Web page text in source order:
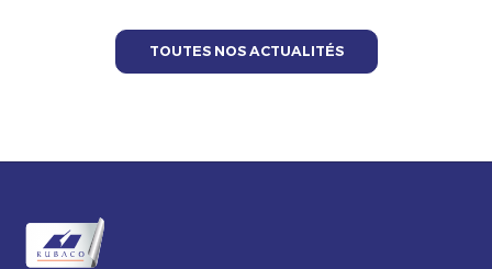
TOUTES NOS ACTUALITÉS